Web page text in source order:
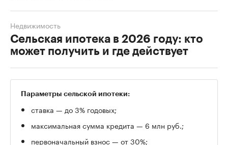
Сельская ипотека в 2026 году: кто
может получить и где действует
Недвижимость
Параметры сельской ипотеки:
ставка — до 3% годовых;
максимальная сумма кредита — 6 млн руб.;
первоначальный взнос — от 30%;